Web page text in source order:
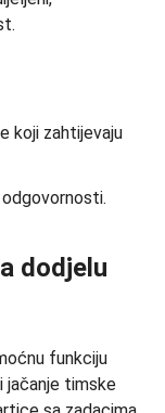
koji zahtijevaju
dodjelu